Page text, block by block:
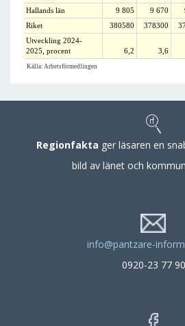
Hallands län
9 805 9 670
Riket
380580 378300
Utveckling 2024-
2025, procent
6,2 3,6
Källa: Arbetsförmedlingen
Regionfakta ger läsaren en
bild av länet och
info@pantzare-
0920-23 77 90